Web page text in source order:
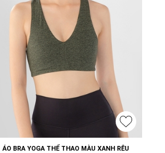
ÁO BRA YOGA THỂ THAO MÀU XANH RÊU